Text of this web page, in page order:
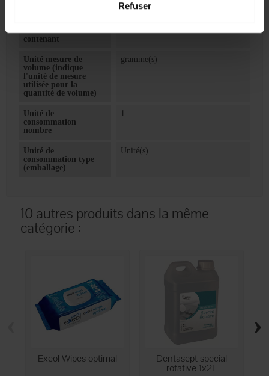
Refuser
contenu dans le
contenant
Unité mesure de
volume (indique
l'unité de mesure
utilisée pour la
quantité de volume)
gramme(s)
Unité de
consommation
nombre
Unité de
consommation type
(emballage)
Unité(s)
10 autres produits dans la même
catégorie :
Exeol Wipes optimal Dentasept special
rotative 1x2L
›